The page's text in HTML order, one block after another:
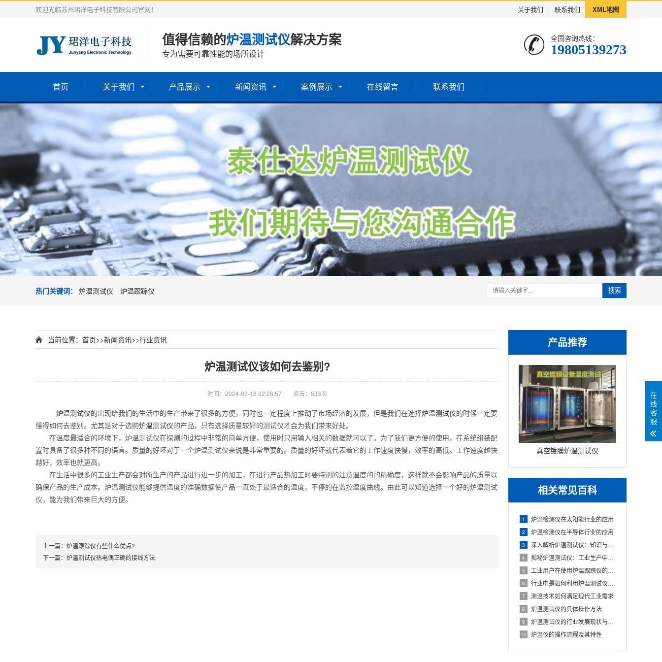
关于我们 联系我们 XML地图
欢迎光临苏州珺洋电子科技有限公司官网！
值得信赖的炉温测试仪解决方案
专为需要可靠性能的场所设计
全国咨询热线：
19805139273
首页 关于我们 产品展示 新闻资讯 案例展示 在线留言 联系我们
热门关键词： 炉温测试仪 炉温跟踪仪 搜索
产品推荐
真空镀膜炉温测试仪
相关常见百科
1 炉温检测仪在太阳能行业的应用
2 炉温检测仪在半导体行业的应用
3 深入解析炉温测试仪：知识与应用的完美融合
4 揭秘炉温测试仪：工业生产中的神秘“守护者”
5 工业用户在使用炉温跟踪仪的过程中遇到问题的
6 行业中是如何利用炉温测试仪的?
7 测温技术如何满足现代工业需求
8 炉温测试仪的具体操作方法
9 炉温测试仪的行业发展现状与趋势
10 炉温仪的操作流程及其特性
当前位置： 首页>>新闻资讯>>行业资讯
炉温测试仪该如何去鉴别?
时间：2024-03-18 22:26:57 点击：533次
炉温测试仪的出现给我们的生活中的生产带来了很多的方便，同时也一定程度上推动了市场经济的发展，但是我们在选择炉温测试仪的时候一定要
懂得如何去鉴别。尤其是对于选购炉温测试仪的产品，只有选择质量较好的测试仪才会为我们带来好处。
在温度最适合的环境下，炉温测试仪在探测的过程中非常的简单方便，使用时只用输入相关的数据就可以了。为了我们更方便的使用，在系统组装配
置时具备了很多种不同的语言。质量的好坏对于一个炉温测试仪来说是非常重要的。质量的好坏就代表着它的工作速度快慢，效率的高低。工作速度越快
越好，效率也就更高。
在生活中很多的工业生产都会对所生产的产品进行进一步的加工，在进行产品热加工时要特别的注意温度的的精确度，这样就不会影响产品的质量以
确保产品的生产成本。炉温测试仪能够提供温度的准确数据使产品一直处于最适合的温度，不停的在监控温度曲线。由此可以知道选择一个好的炉温测试
仪，能为我们带来巨大的方便。
上一篇： 炉温跟踪仪有些什么优点?
下一篇： 炉温测试仪热电偶正确的接线方法
在
线
客
服